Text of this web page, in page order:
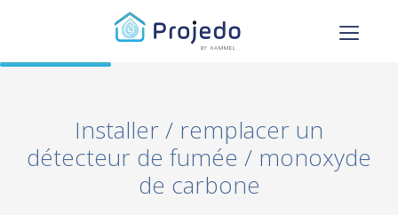
Installer / remplacer un
détecteur de fumée / monoxyde
de carbone